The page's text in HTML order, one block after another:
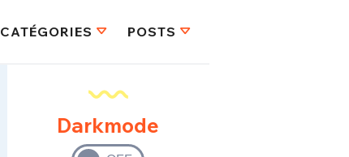
CATÉGORIES POSTS
Darkmode